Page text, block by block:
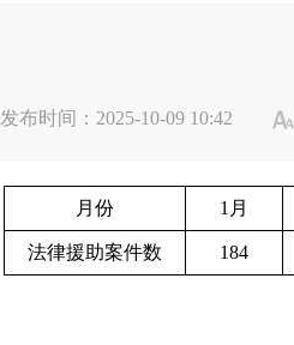
发布时间：2025-10-09 10:42
月份 1月
法律援助案件数 184